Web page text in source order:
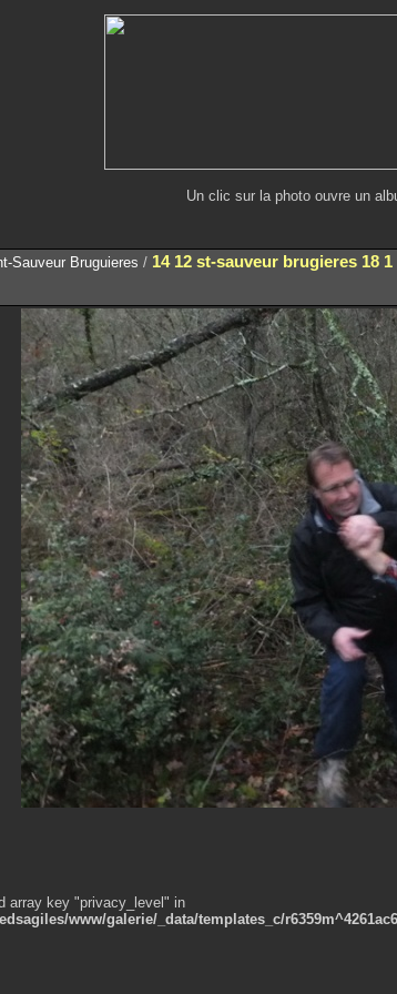
Un clic sur la photo ouvre un
Sauveur Bruguieres / 14 12 st-sauveur brugieres 18 1
array key "privacy_level" in
www/galerie/_data/templates_c/